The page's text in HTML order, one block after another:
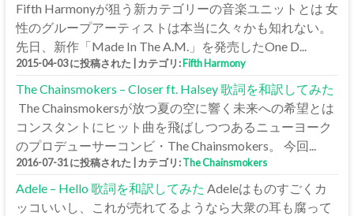
Fifth Harmonyが狙う新カテゴリーの音楽ユニットとは 女
性のグループアーティストは本当に久々かも知れない。
先日、新作「Made In The A.M.」を発売したOne D...
2015-04-03 に投稿された カテゴリ:Fifth Harmony
The Chainsmokers – Closer ft. Halsey 歌詞を和訳してみた
The Chainsmokersが放つ夏の空に響く未来への希望とは
コンスタントにヒット曲を飛ばしつつあるニューヨーク
のプロデューサーコンビ・The Chainsmokers。 今回...
2016-07-31 に投稿された カテゴリ:The Chainsmokers
Adele – Hello 歌詞を和訳してみた Adeleはものすごくカ
ッコいいし、これが売れてるようなら大衆の耳も腐って